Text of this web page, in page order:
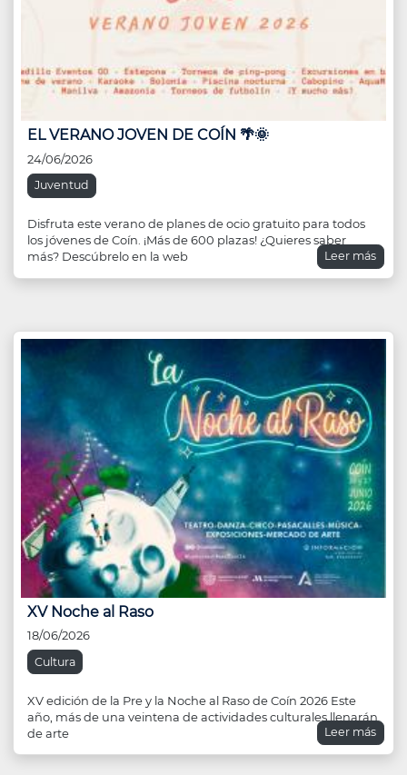
EL VERANO JOVEN DE COÍN 🌴🌞
24/06/2026
Juventud
Disfruta este verano de planes de ocio gratuito para todos
los jóvenes de Coín. ¡Más de 600 plazas! ¿Quieres saber
más? Descúbrelo en la web
Leer más
XV Noche al Raso
18/06/2026
Cultura
XV edición de la Pre y la Noche al Raso de Coín 2026 Este
año, más de una veintena de actividades culturales llenarán
de arte
Leer más